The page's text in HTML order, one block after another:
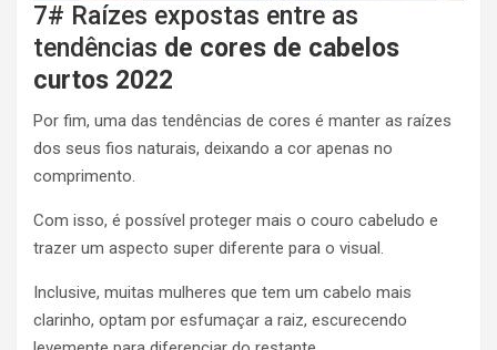
7# Raízes expostas entre as
tendências de cores de cabelos
curtos 2022
Por fim, uma das tendências de cores é manter as raízes
dos seus fios naturais, deixando a cor apenas no
comprimento.
Com isso, é possível proteger mais o couro cabeludo e
trazer um aspecto super diferente para o visual.
Inclusive, muitas mulheres que tem um cabelo mais
clarinho, optam por esfumaçar a raiz, escurecendo